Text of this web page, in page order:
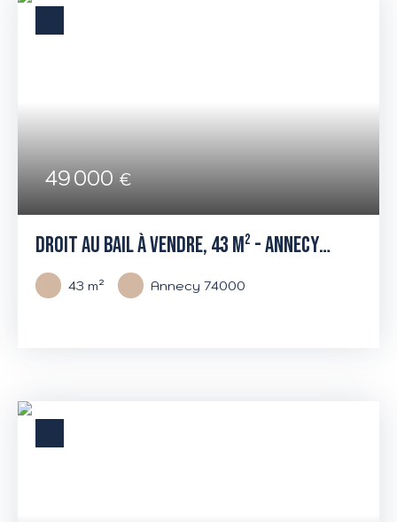
49 000€
DROIT AU BAIL À VENDRE, 43 M² - ANNECY
7400043m² Annecy 74000